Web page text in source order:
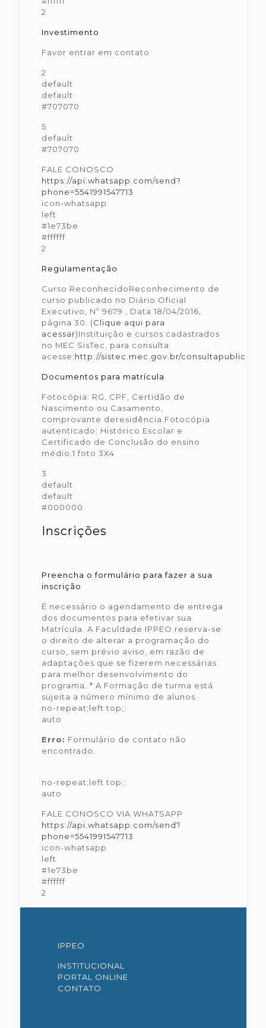
2
Investimento
Favor entrar em contato
2
default
default
#707070
5
default
#707070
FALE CONOSCO
https://api.whatsapp.com/send?
phone=5541991547713
icon-whatsapp
left
#1e73be
#ffffff
2
Regulamentação
Curso ReconhecidoReconhecimento de
curso publicado no Diário Oficial
Executivo, Nº 9679 , Data 18/04/2016,
página 30. (Clique aqui para
acessar)Instituição e cursos cadastrados
no MEC SisTec, para consulta
acesse:http://sistec.mec.gov.br/
Documentos para matrícula
Fotocópia: RG, CPF, Certidão de
Nascimento ou Casamento,
comprovante deresidência.Fotocópia
autenticado: Histórico Escolar e
Certificado de Conclusão do ensino
médio.1 foto 3X4
3
default
default
#000000
Inscrições
Preencha o formulário para fazer a sua
inscrição
É necessário o agendamento de entrega
dos documentos para efetivar sua
Matrícula. A Faculdade IPPEO reserva-se
o direito de alterar a programação do
curso, sem prévio aviso, em razão de
adaptações que se fizerem necessárias
para melhor desenvolvimento do
programa. * A Formação de turma está
sujeita a número mínimo de alunos.
no-repeat;left top;;
auto
Erro: Formulário de contato não
encontrado.
no-repeat;left top;;
auto
FALE CONOSCO VIA WHATSAPP
https://api.whatsapp.com/send?
phone=5541991547713
icon-whatsapp
left
#1e73be
#ffffff
2
IPPEO
INSTITUCIONAL
PORTAL ONLINE
CONTATO